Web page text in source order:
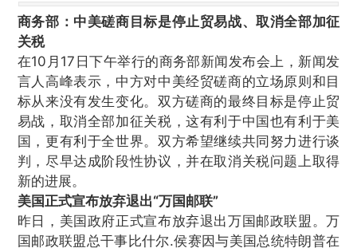
商务部： 中美磋商目标是停止贸易战、取消全部加征
关税
在10月17日下午举行的商务部新闻发布会上，新闻发
言人高峰表示，中方对中美经贸磋商的立场原则和目
标从来没有发生变化。双方磋商的最终目标是停止贸
易战，取消全部加征关税，这有利于中国也有利于美
国，更有利于全世界。双方希望继续共同努力进行谈
判，尽早达成阶段性协议，并在取消关税问题上取得
新的进展。
美国正式宣布放弃退出“万国邮联”
昨日，美国政府正式宣布放弃退出万国邮政联盟。万
国邮政联盟总干事比什尔.侯赛因与美国总统特朗普在